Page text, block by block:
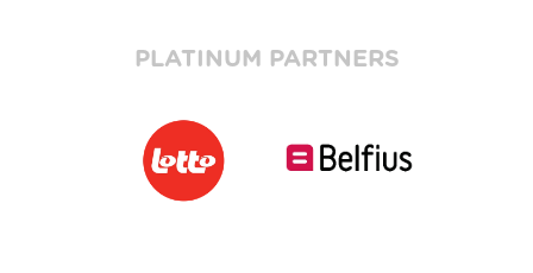
PLATINUM PARTNERS